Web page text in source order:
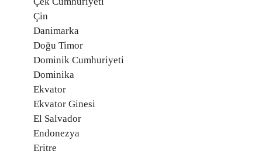
Çin
Danimarka
Doğu Timor
Dominik Cumhuriyeti
Dominika
Ekvator
Ekvator Ginesi
El Salvador
Endonezya
Eritre